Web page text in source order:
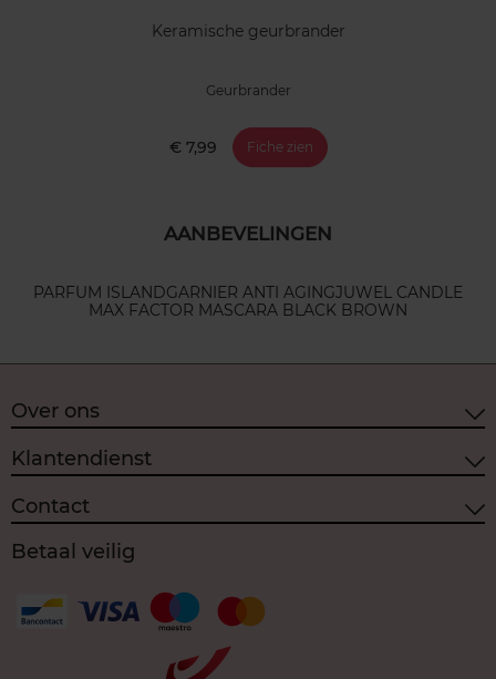
Keramische geurbrander
Geurbrander
€ 7,99 Fiche zien
AANBEVELINGEN
PARFUM ISLANDGARNIER ANTI AGINGJUWEL CANDLE
MAX FACTOR MASCARA BLACK BROWN
Over ons
Klantendienst
Contact
Betaal veilig